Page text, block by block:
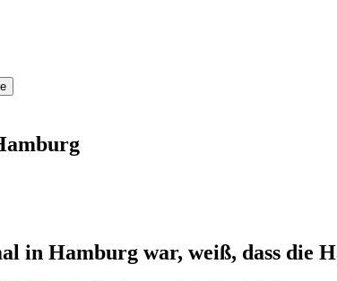
in Hamburg war, weiß, dass die